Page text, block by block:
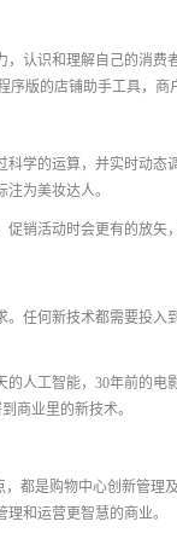
认识和理解自己的消
版的店铺助手工具，商
学的运算，并实时动
为美妆达人。
销活动时会更有的放
任何新技术都需要投
人工智能，30年前的
商业里的新技术。
都是购物中心创新管
和运营更智慧的商业。